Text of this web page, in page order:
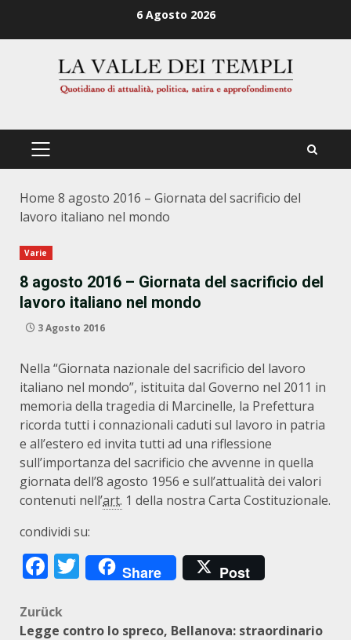
6 Agosto 2026
PRIMÄRES
Home 8 agosto 2016 – Giornata del sacrificio del
lavoro italiano nel mondo
Varie
8 agosto 2016 – Giornata del sacrificio del
lavoro italiano nel mondo
3 Agosto 2016
Nella “Giornata nazionale del sacrificio del lavoro
italiano nel mondo”, istituita dal Governo nel 2011 in
memoria della tragedia di Marcinelle, la Prefettura
ricorda tutti i connazionali caduti sul lavoro in patria
e all’estero ed invita tutti ad una riflessione
sull’importanza del sacrificio che avvenne in quella
giornata dell’8 agosto 1956 e sull’attualità dei valori
contenuti nell’art. 1 della nostra Carta Costituzionale.
condividi su:
Facebook
Twitter
Share Post
Beitragsnavigation
Zurück
Legge contro lo spreco, Bellanova: straordinario